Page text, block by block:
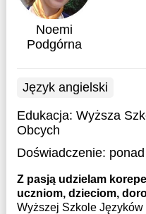
Noemi
Podgórna
Język angielski
Edukacja: Wyższa
Obcych
Doświadczenie:
Z pasją udzielam
uczniom, dzieciom,
Wyższej Szkole